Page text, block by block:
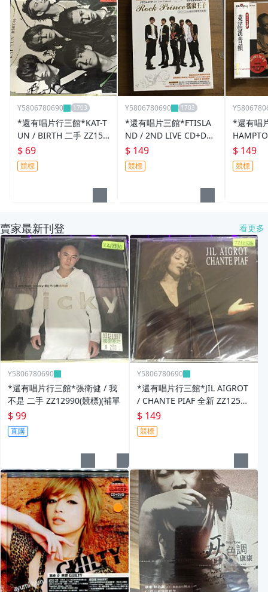
Y5806780690
*還有唱片行三館*KAT-T
UN / BIRTH 二手 ZZ152
17(競標)
$ 69
競標
Y5806780690
*還有唱片三館*FTISLA
ND / 2ND LIVE CD+DVD
全新 XX0418 (需競標)
$ 149
競標
*還有唱
(膜破.需
$ 149
競標
賣家最新刊登 看更多
Y5806780690
*還有唱片行三館*張衛健 / 我
不是 二手 ZZ12990(競標)(補單
$ 99
直購
Y5806780690
*還有唱片行三館*JIL AIGROT
/ CHANTE PIAF 全新 ZZ12526
(競標)
$ 149
競標